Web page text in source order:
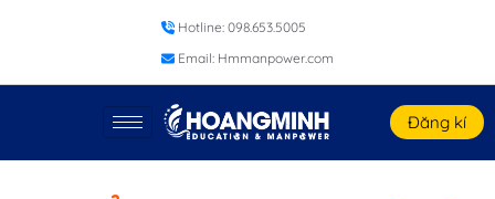
Hotline: 098.653.5005
Email: Hmmanpower.com
Đăng kí